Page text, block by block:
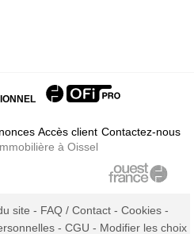
Accès client Contactez-nous
à Oissel
site - FAQ / Contact- Cookies-
- CGU - Modifier les choix